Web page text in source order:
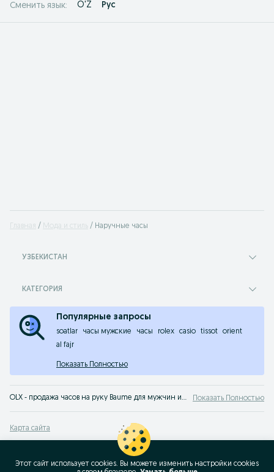
Сменить язык: O'Z Рус
Главная Мода и стиль Наручные часы
УЗБЕКИСТАН
КАТЕГОРИЯ
Популярные запросы
soatlar часы мужские часы rolex casio tissot
orient
al fajr
Показать Полностью
OLX - продажа часов на руку Baume для мужчин и для женщин на сервисе объявлений OLX.uz Узбекистан. Хороший выбор стильных наручных часов Baume по доступным ценам на OLX.uz! Показать Полностью
Карта сайта
Карта бизнес-страницы
Этот сайт использует cookies. Вы можете изменить настройки cookies